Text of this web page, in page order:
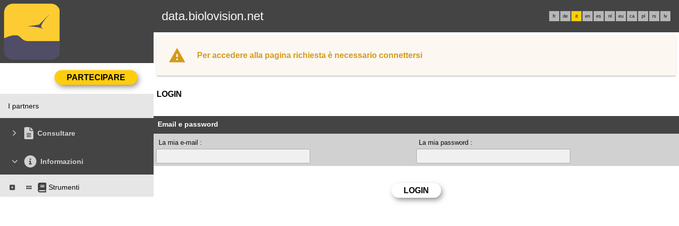
data.biolovision.net fr de it en es nl eu ca pl rs lv
I partners
Consultare
Informazioni
Strumenti
Per accedere alla pagina richiesta è necessario connettersi
LOGIN
Email e password
La mia e-mail : La mia password :